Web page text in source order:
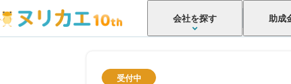
会社を探す 助成
受付中